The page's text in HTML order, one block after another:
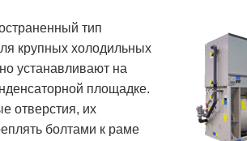
тип
крупных холодильных
устанавливают на
площадке.
отверстия, их
болтами к раме